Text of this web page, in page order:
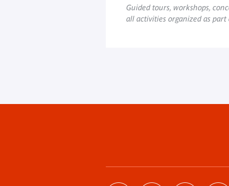
Guided tours, workshops,
all activities organized as
menu